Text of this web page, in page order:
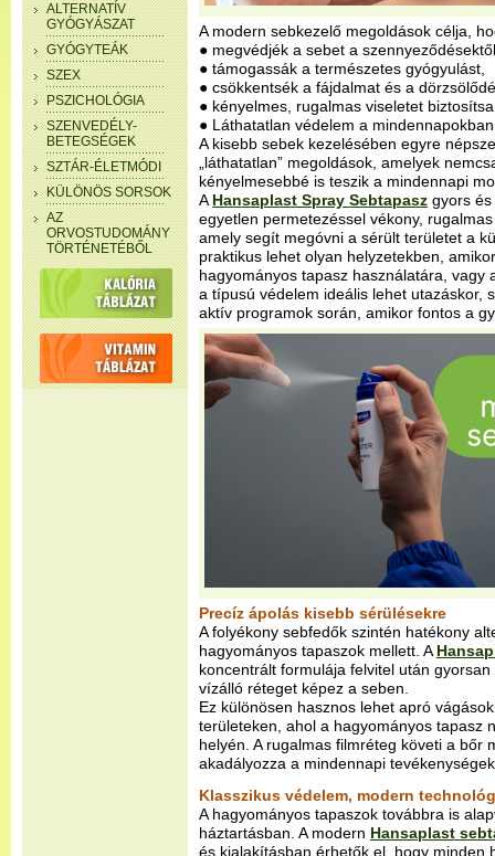
ALTERNATÍV
GYÓGYÁSZAT
GYÓGYTEÁK
SZEX
PSZICHOLÓGIA
SZENVEDÉLY-
BETEGSÉGEK
SZTÁR-ÉLETMÓDI
KÜLÖNÖS SORSOK
AZ
ORVOSTUDOMÁNY
TÖRTÉNETÉBŐL
A modern sebkezelő megoldások célja,
● megvédjék a sebet a
● támogassák a természetes gyógyulást,
● csökkentsék a fájdalmat és a
● kényelmes, rugalmas viseletet
● Láthatatlan védelem a
A kisebb sebek kezelésében egyre
„láthatatlan” megoldások, amelyek
kényelmesebbé is teszik a mindennapi
A Hansaplast Spray Sebtapasz gyors
egyetlen permetezéssel vékony,
amely segít megóvni a sérült területet a
praktikus lehet olyan helyzetekben,
hagyományos tapasz használatára, vagy
a típusú védelem ideális lehet utazáskor,
aktív programok során, amikor fontos a
Precíz ápolás kisebb sérülésekre
A folyékony sebfedők szintén hatékony
hagyományos tapaszok mellett. A
koncentrált formulája felvitel után
vízálló réteget képez a seben.
Ez különösen hasznos lehet apró
területeken, ahol a hagyományos tapasz
helyén. A rugalmas filmréteg követi a bőr
akadályozza a mindennapi
Klasszikus védelem, modern
A hagyományos tapaszok továbbra is
háztartásban. A modern Hansaplast
és kialakításban érhetők el, hogy minden